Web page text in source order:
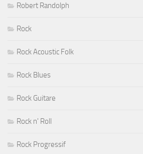
Robert Randolph
Rock
Rock Acoustic Folk
Rock Blues
Rock Guitare
Rock n' Roll
Rock Progressif